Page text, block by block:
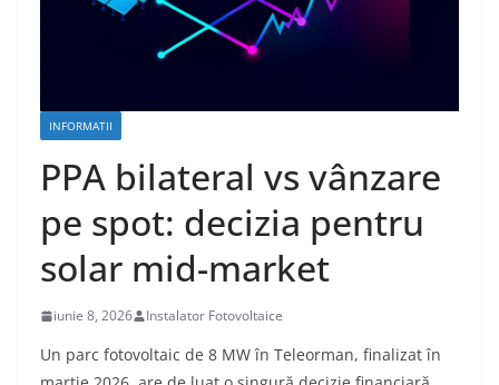
INFORMATII
PPA bilateral vs vânzare
pe spot: decizia pentru
solar mid-market
iunie 8, 2026 Instalator Fotovoltaice
Un parc fotovoltaic de 8 MW în Teleorman, finalizat în